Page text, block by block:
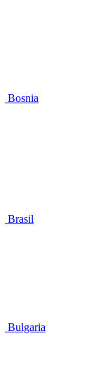
Bosnia
Brasil
Bulgaria